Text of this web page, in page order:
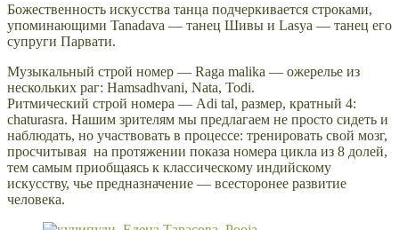
Божественность искусства танца подчеркивается строками,
упоминающими Tanadava — танец Шивы и Lasya — танец его
супруги Парвати.
Музыкальный строй номер — Raga malika — ожерелье из
нескольких раг: Hamsadhvani, Nata, Todi.
Ритмический строй номера — Adi tal, размер, кратный 4:
chaturasra. Нашим зрителям мы предлагаем не просто сидеть и
наблюдать, но участвовать в процессе: тренировать свой мозг,
просчитывая на протяжении показа номера цикла из 8 долей,
тем самым приобщаясь к классическому индийскому
искусству, чье предназначение — всесторонее развитие
человека.